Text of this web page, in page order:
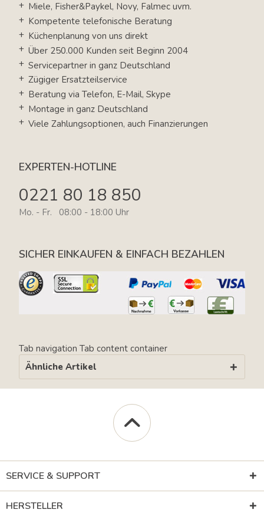
Miele, Fisher&Paykel, Novy, Falmec uvm.
Kompetente telefonische Beratung
Küchenplanung von uns direkt
Über 250.000 Kunden seit Beginn 2004
Servicepartner in ganz Deutschland
Zügiger Ersatzteilservice
Beratung via Telefon, E-Mail, Skype
Montage in ganz Deutschland
Viele Zahlungsoptionen, auch Finanzierungen
EXPERTEN-HOTLINE
0221 80 18 850
Mo. - Fr. 08:00 - 18:00 Uhr
SICHER EINKAUFEN & EINFACH BEZAHLEN
Tab navigation Tab content container
Ähnliche Artikel
SERVICE & SUPPORT
HERSTELLER